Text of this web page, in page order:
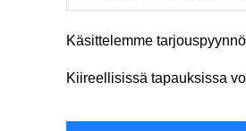
Käsittelemme
Kiireellisissä tapauksissa